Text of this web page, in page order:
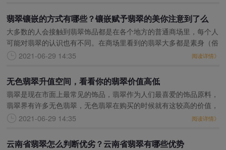
翡翠镶嵌的方式有哪些？镶嵌赋予翡翠的美你注意到了么
（一）
大多数的人会接触到翡翠饰品都是在各个地方的普通商场里，每个人
可能对翡翠的认识也有不同。在商场里看到的翡翠大多都是素身（俗
话说的光身），简单理解就是表面的意思，浑身光溜溜的，没有任何
2021-06-29 14:35 阅读详情》
无色翡翠升值空间，看看你的翡翠价值高低
翡翠是现在市面上最常见的饰品，翡翠作为人们最喜爱的饰品原料，
翡翠界有许多无色翡翠，无色翡翠在购买的时候就有这较高的价值，
而且一块翡翠不管是什么种的翡翠，都会有着升值的空间，而且无色
2021-06-29 14:35 阅读详情》
云南省翡翠怎么判断优劣？云南省翡翠有哪些优势